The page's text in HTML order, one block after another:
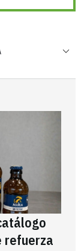
refuerza